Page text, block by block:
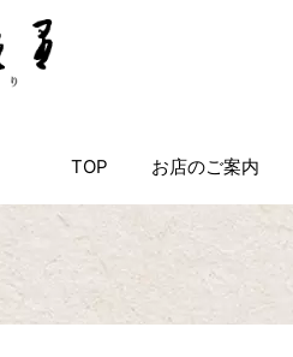
TOP お店のご案内